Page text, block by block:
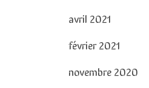
avril 2021
février 2021
novembre 2020